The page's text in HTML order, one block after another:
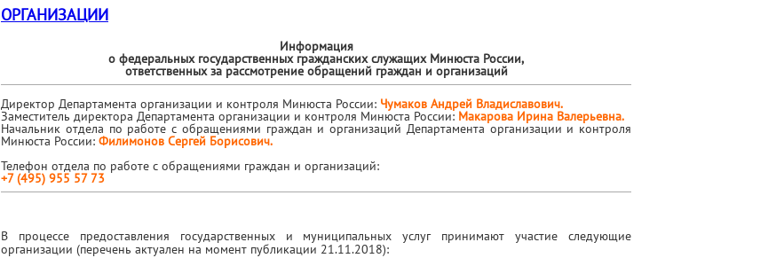
ОРГАНИЗАЦИИ
Информация
о федеральных государственных гражданских служащих Минюста России,
ответственных за рассмотрение обращений граждан и организаций
Директор Департамента организации и контроля Минюста России: Чумаков Андрей Владиславович.
Заместитель директора Департамента организации и контроля Минюста России: Макарова Ирина Валерьевна.
Начальник отдела по работе с обращениями граждан и организаций Департамента организации и контроля
Минюста России: Филимонов Сергей Борисович.
Телефон отдела по работе с обращениями граждан и организаций:
+7 (495) 955 57 73
В процессе предоставления государственных и муниципальных услуг принимают участие следующие
организации (перечень актуален на момент публикации 21.11.2018):